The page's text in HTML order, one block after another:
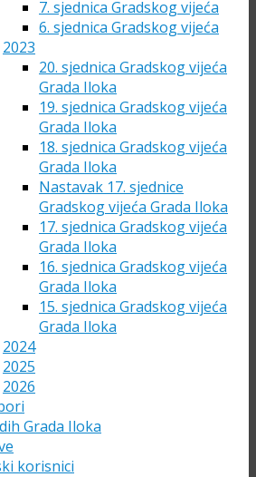
7. sjednica Gradskog vijeća
6. sjednica Gradskog vijeća
2023
20. sjednica Gradskog vijeća
Grada Iloka
19. sjednica Gradskog vijeća
Grada Iloka
18. sjednica Gradskog vijeća
Grada Iloka
Nastavak 17. sjednice
Gradskog vijeća Grada Iloka
17. sjednica Gradskog vijeća
Grada Iloka
16. sjednica Gradskog vijeća
Grada Iloka
15. sjednica Gradskog vijeća
Grada Iloka
2024
2025
2026
Grada Iloka
korisnici